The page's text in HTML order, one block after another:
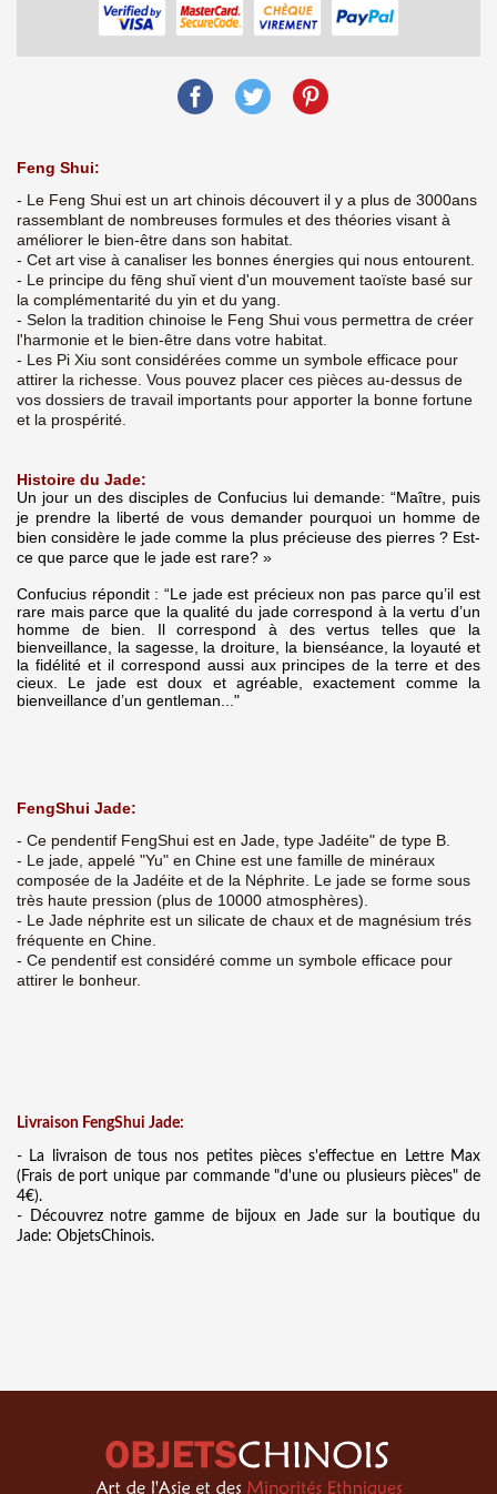
Feng Shui:
- Le Feng Shui est un art chinois découvert il y a plus de 3000ans
rassemblant de nombreuses formules et des théories visant à
améliorer le bien-être dans son habitat.
- Cet art vise à canaliser les bonnes énergies qui nous entourent.
- Le principe du fēng shuǐ vient d'un mouvement taoïste basé sur
la complémentarité du yin et du yang.
- Selon la tradition chinoise le Feng Shui vous permettra de créer
l'harmonie et le bien-être dans votre habitat.
- Les Pi Xiu sont considérées comme un symbole efficace pour
attirer la richesse. Vous pouvez placer ces pièces au-dessus de
vos dossiers de travail importants pour apporter la bonne fortune
et la prospérité.
Histoire du Jade:
Un jour un des disciples de Confucius lui demande: “Maître, puis
je prendre la liberté de vous demander pourquoi un homme de
bien considère le jade comme la plus précieuse des pierres ? Est-
ce que parce que le jade est rare? »
Confucius répondit : “Le jade est précieux non pas parce qu’il est
rare mais parce que la qualité du jade correspond à la vertu d’un
homme de bien. Il correspond à des vertus telles que la
bienveillance, la sagesse, la droiture, la bienséance, la loyauté et
la fidélité et il correspond aussi aux principes de la terre et des
cieux. Le jade est doux et agréable, exactement comme la
bienveillance d’un gentleman..."
FengShui Jade:
- Ce pendentif FengShui est en Jade, type Jadéite" de type B.
- Le jade, appelé "Yu" en Chine est une famille de minéraux
composée de la Jadéite et de la Néphrite. Le jade se forme sous
très haute pression (plus de 10000 atmosphères).
- Le Jade néphrite est un silicate de chaux et de magnésium trés
fréquente en Chine.
- Ce pendentif est considéré comme un symbole efficace pour
attirer le bonheur.
Livraison FengShui Jade:
- La livraison de tous nos petites pièces s'effectue en Lettre Max
(Frais de port unique par commande "d'une ou plusieurs pièces" de
4€).
- Découvrez notre gamme de bijoux en Jade sur la boutique du
Jade: ObjetsChinois.